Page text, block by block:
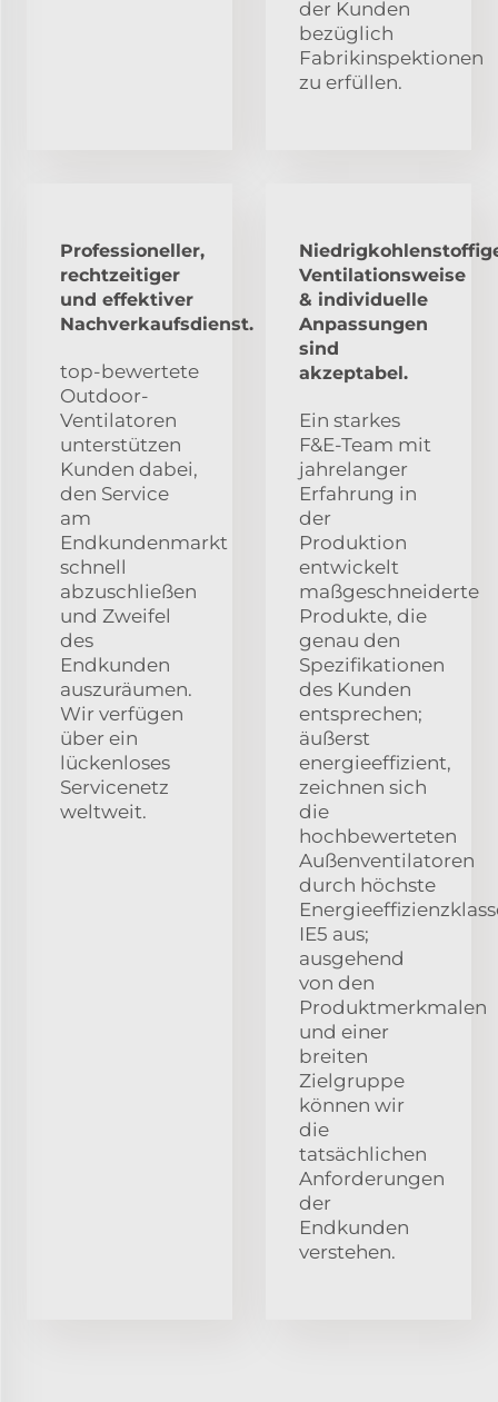
der Kunden
bezüglich
Fabrikinspektionen
zu erfüllen.
Professioneller,
rechtzeitiger
und effektiver
Nachverkaufsdienst.
top-bewertete
Outdoor-
Ventilatoren
unterstützen
Kunden dabei,
den Service
am
Endkundenmarkt
schnell
abzuschließen
und Zweifel
des
Endkunden
auszuräumen.
Wir verfügen
über ein
lückenloses
Servicenetz
weltweit.
Ventilationsweise
& individuelle
Anpassungen
sind
akzeptabel.
Ein starkes
F&E-Team mit
jahrelanger
Erfahrung in
der
Produktion
entwickelt
maßgeschneiderte
Produkte, die
genau den
Spezifikationen
des Kunden
entsprechen;
äußerst
energieeffizient,
zeichnen sich
die
hochbewerteten
Außenventilatoren
durch höchste
IE5 aus;
ausgehend
von den
Produktmerkmalen
und einer
breiten
Zielgruppe
können wir
die
tatsächlichen
Anforderungen
der
Endkunden
verstehen.